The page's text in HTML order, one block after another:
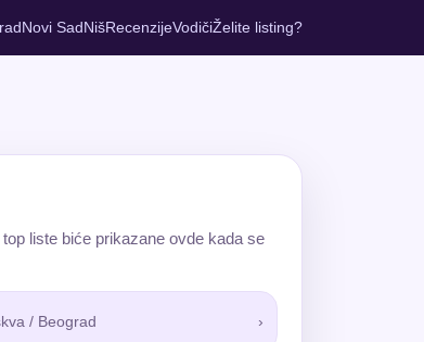
Novi SadNišRecenzijeVodičiŽelite listing?
liste biće prikazane ovde kada se
/ Beograd ›